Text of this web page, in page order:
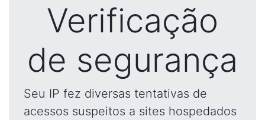
Verificação
de segurança
Seu IP fez diversas tentativas de
acessos suspeitos a sites hospedados